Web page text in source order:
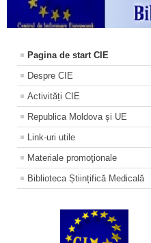
Pagina de start CIE
Despre CIE
Activități CIE
Republica Moldova și UE
Link-uri utile
Materiale promoţionale
Biblioteca Științifică Medicală